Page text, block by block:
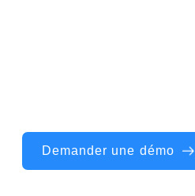
Demander une démo